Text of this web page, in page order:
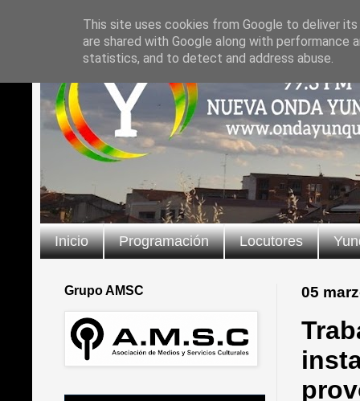
Inicio Programación Locutores
05
Grupo AMSC
This site uses cookies from Google to deliver
are shared with Google along with
statistics, and to detect and address abuse.